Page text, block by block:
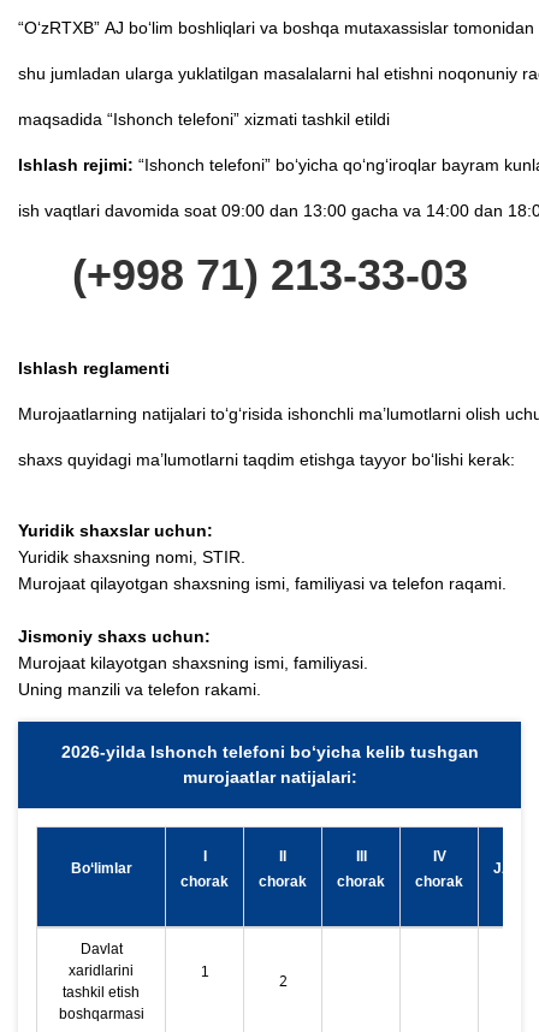
“O‘zRTXB” AJ bo‘lim boshliqlari va boshqa mutaxassislar
shu jumladan ularga yuklatilgan masalalarni hal etishni noqonuniy
maqsadida “Ishonch telefoni” xizmati tashkil etildi
Ishlash rejimi: “Ishonch telefoni” bo‘yicha qo‘ng‘iroqlar bayram
ish vaqtlari davomida soat 09:00 dan 13:00 gacha va 14:00 dan
(+998 71) 213-33-03
Ishlash reglamenti
Murojaatlarning natijalari to‘g‘risida ishonchli ma’lumotlarni olish
shaxs quyidagi ma’lumotlarni taqdim etishga tayyor bo‘lishi kerak:
Yuridik shaxslar uchun:
Yuridik shaxsning nomi, STIR.
Murojaat qilayotgan shaxsning ismi, familiyasi va telefon raqami.
Jismoniy shaxs uchun:
Murojaat kilayotgan shaxsning ismi, familiyasi.
Uning manzili va telefon rakami.
2026-yilda Ishonch telefoni bo‘yicha kelib tushgan
murojaatlar natijalari:
Bo‘limlar
chorak
chorak
chorak
IV
chorak
JAMI
Davlat
xaridlarini
tashkil etish
boshqarmasi
1 2